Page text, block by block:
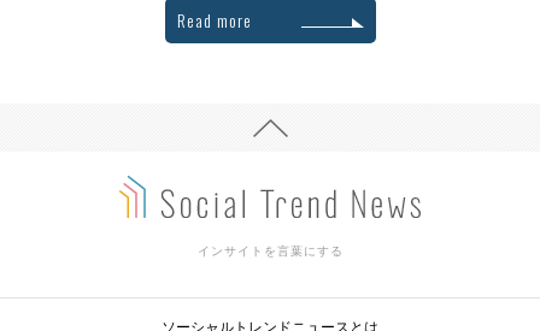
Read more
インサイトを言葉にする
ソーシャルトレンドニュースとは